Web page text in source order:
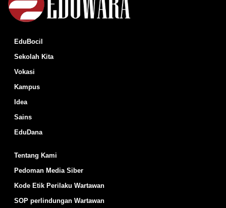
EduBocil
Sekolah Kita
Vokasi
Kampus
Idea
Sains
EduDana
Tentang Kami
Pedoman Media Siber
Kode Etik Perilaku Wartawan
SOP perlindungan Wartawan